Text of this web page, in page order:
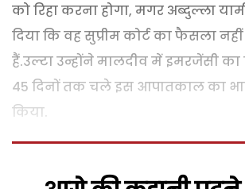
को रिहा करना होगा, मगर अब्दुल्ला
दिया कि वह सुप्रीम कोर्ट का फैसला
हैं.उल्टा उन्होंने मालदीव में इमरजेंसी का
45 दिनों तक चले इस आपातकाल का
किया.